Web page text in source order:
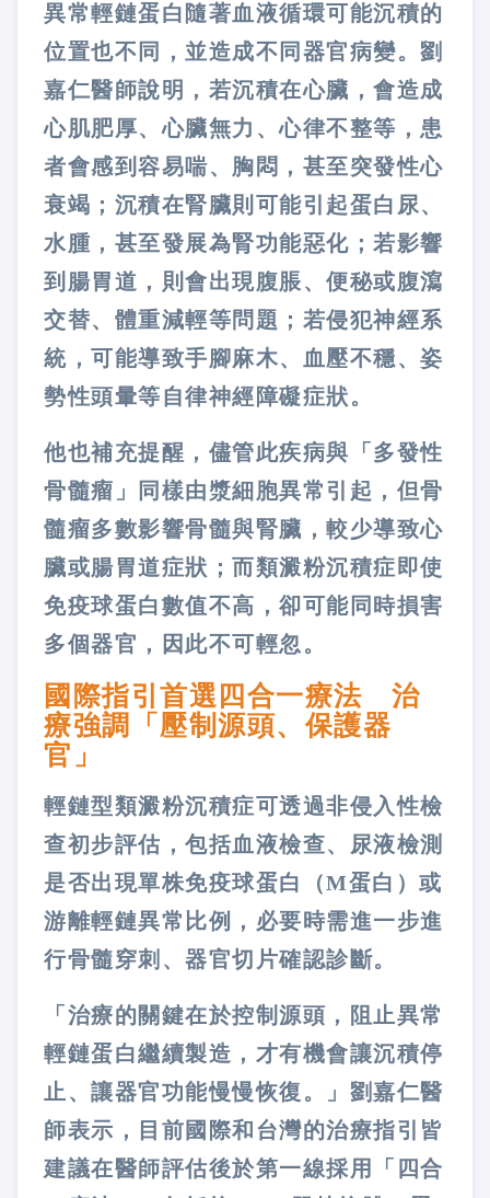
異常輕鏈蛋白隨著血液循環可能沉積的
位置也不同，並造成不同器官病變。劉
嘉仁醫師說明，若沉積在心臟，會造成
心肌肥厚、心臟無力、心律不整等，患
者會感到容易喘、胸悶，甚至突發性心
衰竭；沉積在腎臟則可能引起蛋白尿、
水腫，甚至發展為腎功能惡化；若影響
到腸胃道，則會出現腹脹、便秘或腹瀉
交替、體重減輕等問題；若侵犯神經系
統，可能導致手腳麻木、血壓不穩、姿
勢性頭暈等自律神經障礙症狀。
他也補充提醒，儘管此疾病與「多發性
骨髓瘤」同樣由漿細胞異常引起，但骨
髓瘤多數影響骨髓與腎臟，較少導致心
臟或腸胃道症狀；而類澱粉沉積症即使
免疫球蛋白數值不高，卻可能同時損害
多個器官，因此不可輕忽。
國際指引首選四合一療法 治
療強調「壓制源頭、保護器
官」
輕鏈型類澱粉沉積症可透過非侵入性檢
查初步評估，包括血液檢查、尿液檢測
是否出現單株免疫球蛋白（M蛋白）或
游離輕鏈異常比例，必要時需進一步進
行骨髓穿刺、器官切片確認診斷。
「治療的關鍵在於控制源頭，阻止異常
輕鏈蛋白繼續製造，才有機會讓沉積停
止、讓器官功能慢慢恢復。」劉嘉仁醫
師表示，目前國際和台灣的治療指引皆
建議在醫師評估後於第一線採用「四合